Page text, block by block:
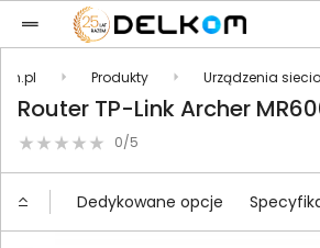
Produkty Urządzenia
Router TP-Link Archer
0/5
Dedykowane opcje